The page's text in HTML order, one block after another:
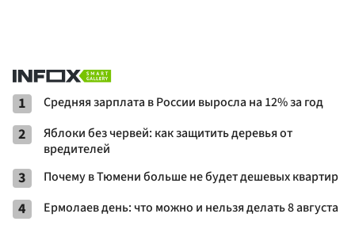
1 Средняя зарплата в России выросла на 12% за год
2
Яблоки без червей: как защитить деревья от
вредителей
3 Почему в Тюмени больше не будет дешевых квартир
4 Ермолаев день: что можно и нельзя делать 8 августа